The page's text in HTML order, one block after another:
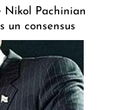
Nikol Pachinian
un consensus